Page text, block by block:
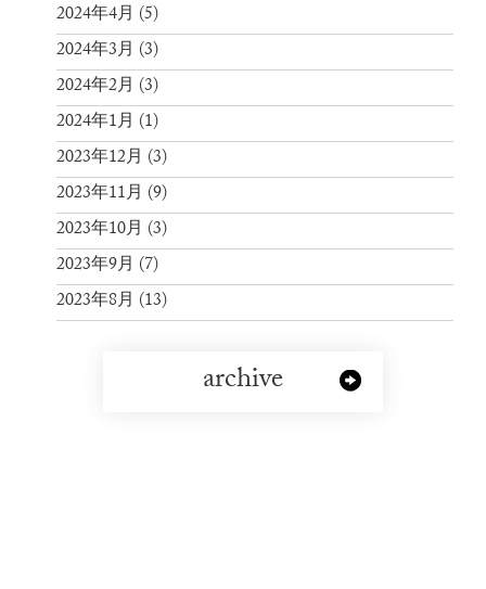
2024年4月 (5)
2024年3月 (3)
2024年2月 (3)
2024年1月 (1)
2023年12月 (3)
2023年11月 (9)
2023年10月 (3)
2023年9月 (7)
2023年8月 (13)
archive